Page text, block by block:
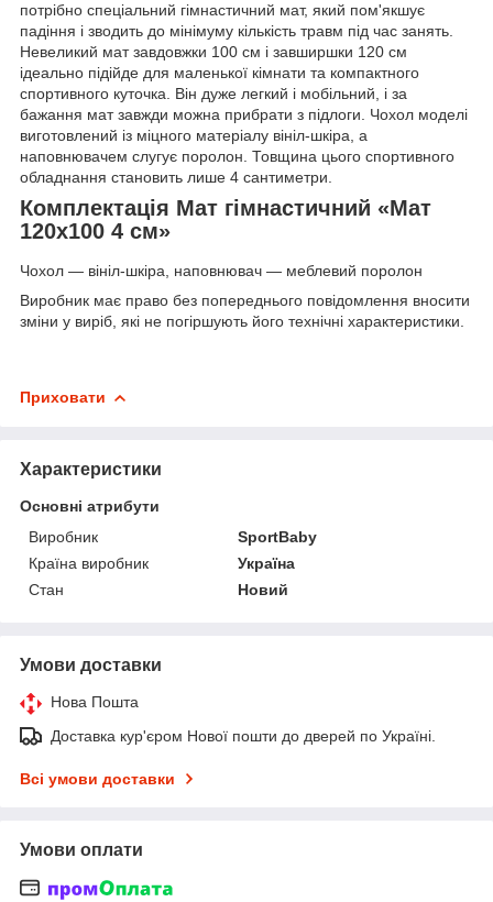
потрібно спеціальний гімнастичний мат, який пом'якшує
падіння і зводить до мінімуму кількість травм під час занять.
Невеликий мат завдовжки 100 см і завширшки 120 см
ідеально підійде для маленької кімнати та компактного
спортивного куточка. Він дуже легкий і мобільний, і за
бажання мат завжди можна прибрати з підлоги. Чохол моделі
виготовлений із міцного матеріалу вініл-шкіра, а
наповнювачем слугує поролон. Товщина цього спортивного
обладнання становить лише 4 сантиметри.
Комплектація Мат гімнастичний «Мат
120х100 4 см»
Чохол — вініл-шкіра, наповнювач — меблевий поролон
Виробник має право без попереднього повідомлення вносити
зміни у виріб, які не погіршують його технічні характеристики.
Приховати
Характеристики
Основні атрибути
Виробник
SportBaby
Країна виробник
Україна
Стан
Новий
Умови доставки
Нова Пошта
Доставка кур'єром Нової пошти до дверей по Україні.
Всі умови доставки
Умови оплати